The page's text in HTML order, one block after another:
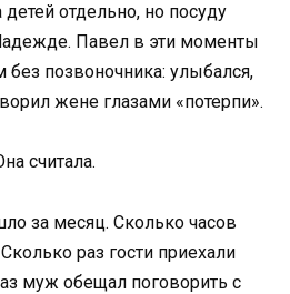
отдельно, но посуду
Павел в эти моменты
без позвоночника: улыбался,
жене глазами «потерпи».
считала.
за месяц. Сколько часов
раз гости приехали
муж обещал поговорить с